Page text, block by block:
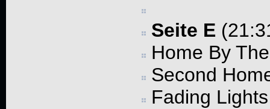
Seite E
Home By
Second
Fading